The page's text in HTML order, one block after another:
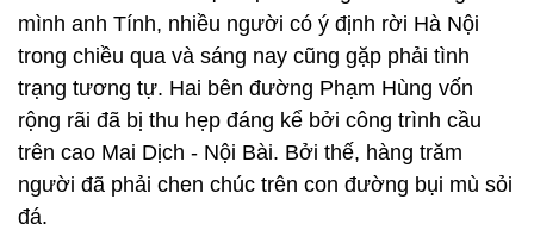
mình anh Tính, nhiều người có ý định rời Hà Nội
trong chiều qua và sáng nay cũng gặp phải tình
trạng tương tự. Hai bên đường Phạm Hùng vốn
rộng rãi đã bị thu hẹp đáng kể bởi công trình cầu
trên cao Mai Dịch - Nội Bài. Bởi thế, hàng trăm
người đã phải chen chúc trên con đường bụi mù sỏi
đá.